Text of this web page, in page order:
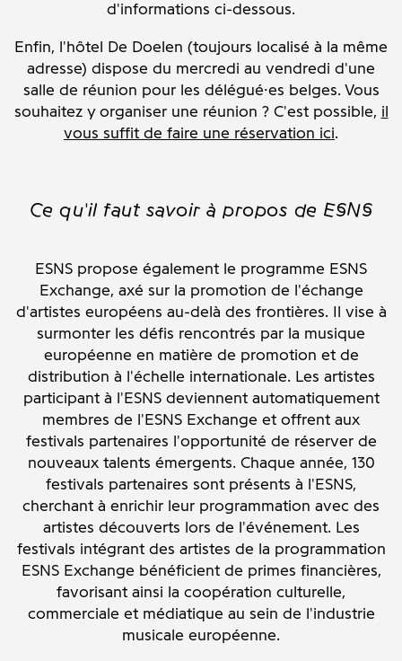
d'informations ci-dessous.
Enfin, l'hôtel De Doelen (toujours localisé à la même
adresse) dispose du mercredi au vendredi d'une
salle de réunion pour les délégué·es belges. Vous
souhaitez y organiser une réunion ? C'est possible, il
vous suffit de faire une réservation ici.
Ce qu'il faut savoir à propos de ESNS
ESNS propose également le programme ESNS
Exchange, axé sur la promotion de l'échange
d'artistes européens au-delà des frontières. Il vise à
surmonter les défis rencontrés par la musique
européenne en matière de promotion et de
distribution à l'échelle internationale. Les artistes
participant à l'ESNS deviennent automatiquement
membres de l'ESNS Exchange et offrent aux
festivals partenaires l'opportunité de réserver de
nouveaux talents émergents. Chaque année, 130
festivals partenaires sont présents à l'ESNS,
cherchant à enrichir leur programmation avec des
artistes découverts lors de l'événement. Les
festivals intégrant des artistes de la programmation
ESNS Exchange bénéficient de primes financières,
favorisant ainsi la coopération culturelle,
commerciale et médiatique au sein de l'industrie
musicale européenne.